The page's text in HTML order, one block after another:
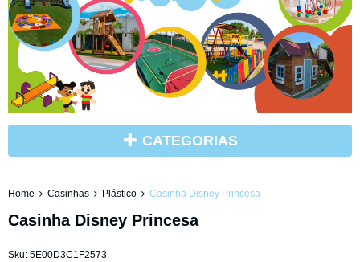
CATEGORIAS
Home Casinhas Plástico Casinha Disney Princesa
Casinha Disney Princesa
Sku: 5E00D3C1F2573